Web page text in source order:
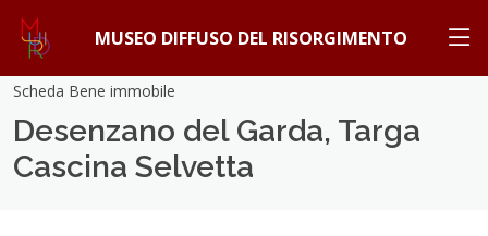
MUSEO DIFFUSO DEL RISORGIMENTO
Scheda Bene immobile
Desenzano del Garda, Targa
Cascina Selvetta